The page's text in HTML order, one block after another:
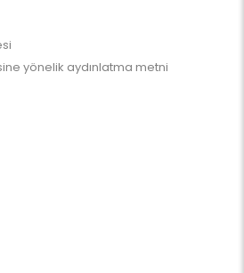
yönelik aydınlatma metni